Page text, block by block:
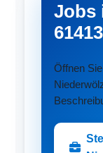
Jobs
61413
Öffnen